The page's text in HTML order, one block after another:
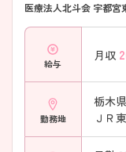
医療法人北斗会 宇都
給与
月収
勤務地
栃木
ＪＲ